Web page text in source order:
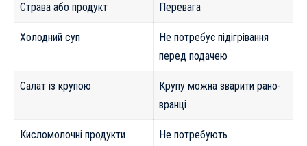
Страва або продукт Перевага
Холодний суп
Не потребує підігрівання
перед подачею
Салат із крупою
Крупу можна зварити рано-
вранці
Кисломолочні продукти
Не потребують